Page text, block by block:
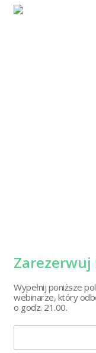
Zarezerwuj
Wypełnij poniższe
webinarze, który
o godz. 21.00.